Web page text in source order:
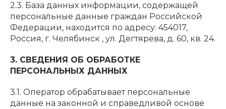
2.3. База данных информации, содержащей
персональные данные граждан Российской
Федерации, находится по адресу: 454017,
Россия, г. Челябинск , ул. Дегтярева, д. 60, кв. 24.
3. СВЕДЕНИЯ ОБ ОБРАБОТКЕ
ПЕРСОНАЛЬНЫХ ДАННЫХ
3.1. Оператор обрабатывает персональные
данные на законной и справедливой основе